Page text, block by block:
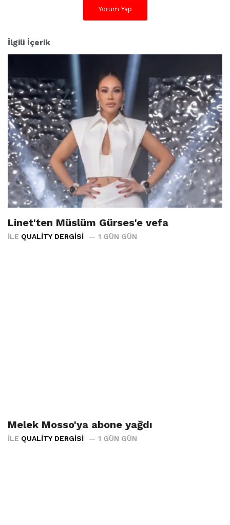
Yorum Yap
İlgili İçerik
Linet'ten Müslüm Gürses'e vefa
İLE QUALITY DERGISI 1 GÜN GÜN
Melek Mosso'ya abone yağdı
İLE QUALITY DERGISI 1 GÜN GÜN